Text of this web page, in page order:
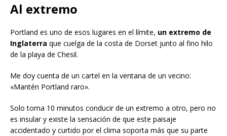
Al extremo
Portland es uno de esos lugares en el límite, un extremo de
Inglaterra que cuelga de la costa de Dorset junto al fino hilo
de la playa de Chesil.
Me doy cuenta de un cartel en la ventana de un vecino:
«Mantén Portland raro».
Solo toma 10 minutos conducir de un extremo a otro, pero no
es insular y existe la sensación de que este paisaje
accidentado y curtido por el clima soporta más que su parte